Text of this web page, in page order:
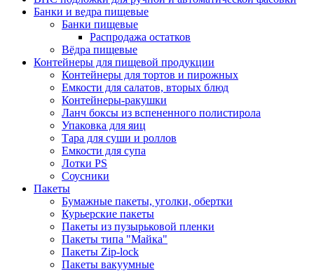
Банки и ведра пищевые
Банки пищевые
Распродажа остатков
Вёдра пищевые
Контейнеры для пищевой продукции
Контейнеры для тортов и пирожных
Емкости для салатов, вторых блюд
Контейнеры-ракушки
Ланч боксы из вспененного полистирола
Упаковка для яиц
Тара для суши и роллов
Емкости для супа
Лотки PS
Соусники
Пакеты
Бумажные пакеты, уголки, обертки
Курьерские пакеты
Пакеты из пузырьковой пленки
Пакеты типа "Майка"
Пакеты Zip-lock
Пакеты вакуумные